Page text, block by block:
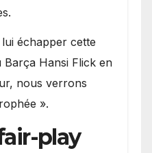
lui échapper cette
Hansi Flick en
nous verrons
».
play